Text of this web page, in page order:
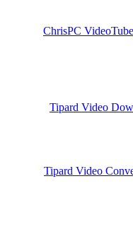
ChrisPC
Tipard
Tipard Video